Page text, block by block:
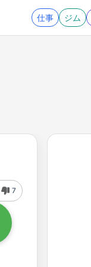
仕事 ジム
7